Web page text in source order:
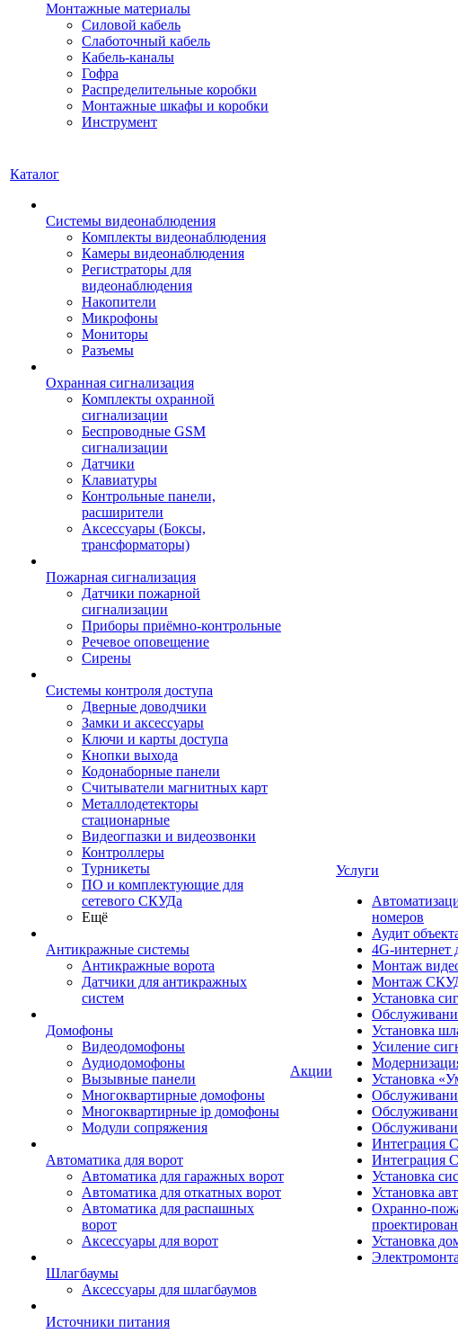
Монтажные материалы
Силовой кабель
Слаботочный кабель
Кабель-каналы
Гофра
Распределительные коробки
Монтажные шкафы и коробки
Инструмент
Каталог
Системы видеонаблюдения
Комплекты видеонаблюдения
Камеры видеонаблюдения
Регистраторы для
видеонаблюдения
Накопители
Микрофоны
Мониторы
Разъемы
Охранная сигнализация
Комплекты охранной
сигнализации
Беспроводные GSM
сигнализации
Датчики
Клавиатуры
Контрольные панели,
расширители
Аксессуары (Боксы,
трансформаторы)
Пожарная сигнализация
Датчики пожарной
сигнализации
Приборы приёмно-контрольные
Речевое оповещение
Сирены
Системы контроля доступа
Дверные доводчики
Замки и аксессуары
Ключи и карты доступа
Кнопки выхода
Кодонаборные панели
Считыватели магнитных карт
Металлодетекторы
стационарные
Видеогпазки и видеозвонки
Контроллеры
Турникеты
ПО и комплектующие для
сетевого СКУДа
Ещё
Антикражные системы
Антикражные ворота
Датчики для антикражных
систем
Домофоны
Видеодомофоны
Аудиодомофоны
Вызывные панели
Многоквартирные домофоны
Многоквартирные ip домофоны
Модули сопряжения
Автоматика для ворот
Автоматика для гаражных ворот
Автоматика для откатных ворот
Автоматика для распашных
ворот
Аксессуары для ворот
Шлагбаумы
Аксессуары для шлагбаумов
Источники питания
Акции
Услуги
номеров
Аудит
4G-интернет
Монтаж
Монтаж
Установка
Установка
Усиление
Установка
Интеграция
Интеграция
Установка
Установка
Охранно-
Установка